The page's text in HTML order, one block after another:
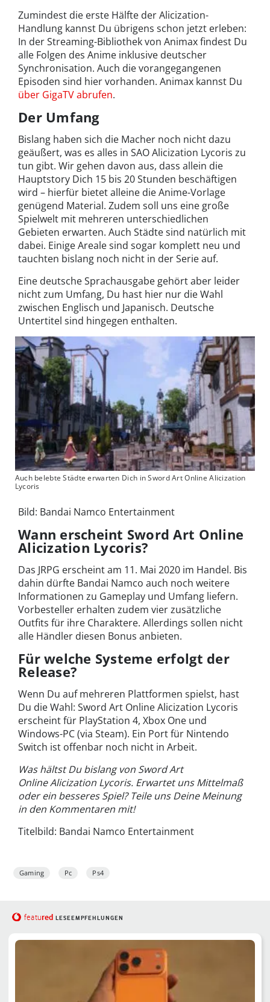
Zumindest die erste Hälfte der Alicization-
Handlung kannst Du übrigens schon jetzt erleben:
In der Streaming-Bibliothek von Animax findest Du
alle Folgen des Anime inklusive deutscher
Synchronisation. Auch die vorangegangenen
Episoden sind hier vorhanden. Animax kannst Du
über GigaTV abrufen.
Der Umfang
Bislang haben sich die Macher noch nicht dazu
geäußert, was es alles in SAO Alicization Lycoris zu
tun gibt. Wir gehen davon aus, dass allein die
Hauptstory Dich 15 bis 20 Stunden beschäftigen
wird – hierfür bietet alleine die Anime-Vorlage
genügend Material. Zudem soll uns eine große
Spielwelt mit mehreren unterschiedlichen
Gebieten erwarten. Auch Städte sind natürlich mit
dabei. Einige Areale sind sogar komplett neu und
tauchten bislang noch nicht in der Serie auf.
Eine deutsche Sprachausgabe gehört aber leider
nicht zum Umfang, Du hast hier nur die Wahl
zwischen Englisch und Japanisch. Deutsche
Untertitel sind hingegen enthalten.
Auch belebte Städte erwarten Dich in Sword Art Online Alicization
Lycoris
Bild: Bandai Namco Entertainment
Wann erscheint Sword Art Online
Alicization Lycoris?
Das JRPG erscheint am 11. Mai 2020 im Handel. Bis
dahin dürfte Bandai Namco auch noch weitere
Informationen zu Gameplay und Umfang liefern.
Vorbesteller erhalten zudem vier zusätzliche
Outfits für ihre Charaktere. Allerdings sollen nicht
alle Händler diesen Bonus anbieten.
Für welche Systeme erfolgt der
Release?
Wenn Du auf mehreren Plattformen spielst, hast
Du die Wahl: Sword Art Online Alicization Lycoris
erscheint für PlayStation 4, Xbox One und
Windows-PC (via Steam). Ein Port für Nintendo
Switch ist offenbar noch nicht in Arbeit.
Was hältst Du bislang von Sword Art
Online Alicization Lycoris. Erwartet uns Mittelmaß
oder ein besseres Spiel? Teile uns Deine Meinung
in den Kommentaren mit!
Titelbild: Bandai Namco Entertainment
Gaming Pc Ps4
featured LESEEMPFEHLUNGEN